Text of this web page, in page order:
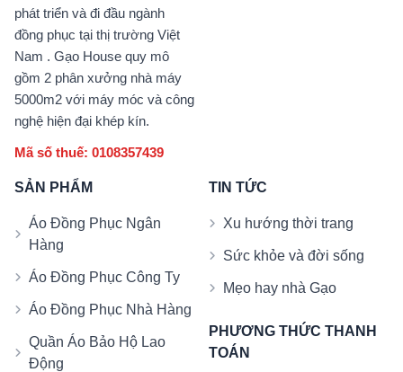
phát triển và đi đầu ngành
đồng phục tại thị trường Việt
Nam . Gạo House quy mô
gồm 2 phân xưởng nhà máy
5000m2 với máy móc và công
nghệ hiện đại khép kín.
Mã số thuế: 0108357439
SẢN PHẨM
Áo Đồng Phục Ngân
Hàng
Áo Đồng Phục Công Ty
Áo Đồng Phục Nhà Hàng
Quần Áo Bảo Hộ Lao
Động
TIN TỨC
Xu hướng thời trang
Sức khỏe và đời sống
Mẹo hay nhà Gạo
PHƯƠNG THỨC THANH
TOÁN